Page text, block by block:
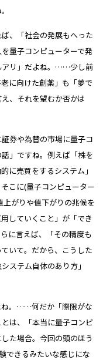
、「社会の発展もへった
量子コンピューターで発
アリ」だよね。……少し前
に向けた創薬」も「夢で
それを望むか否かは
券や為替の市場に量子コ
」ですね。例えば「株を
に売買をするシステム」
こに(量子コンピューター
がりや値下がりの兆候を
していくこと」が「でき
に言えば、「その精度も
いて。だから、こうした
ステム自体のあり方」
ね。……何だか「際限がな
は、「本当に量子コンピ
た場合。今回の頭のほう
できるみたいな感じにな